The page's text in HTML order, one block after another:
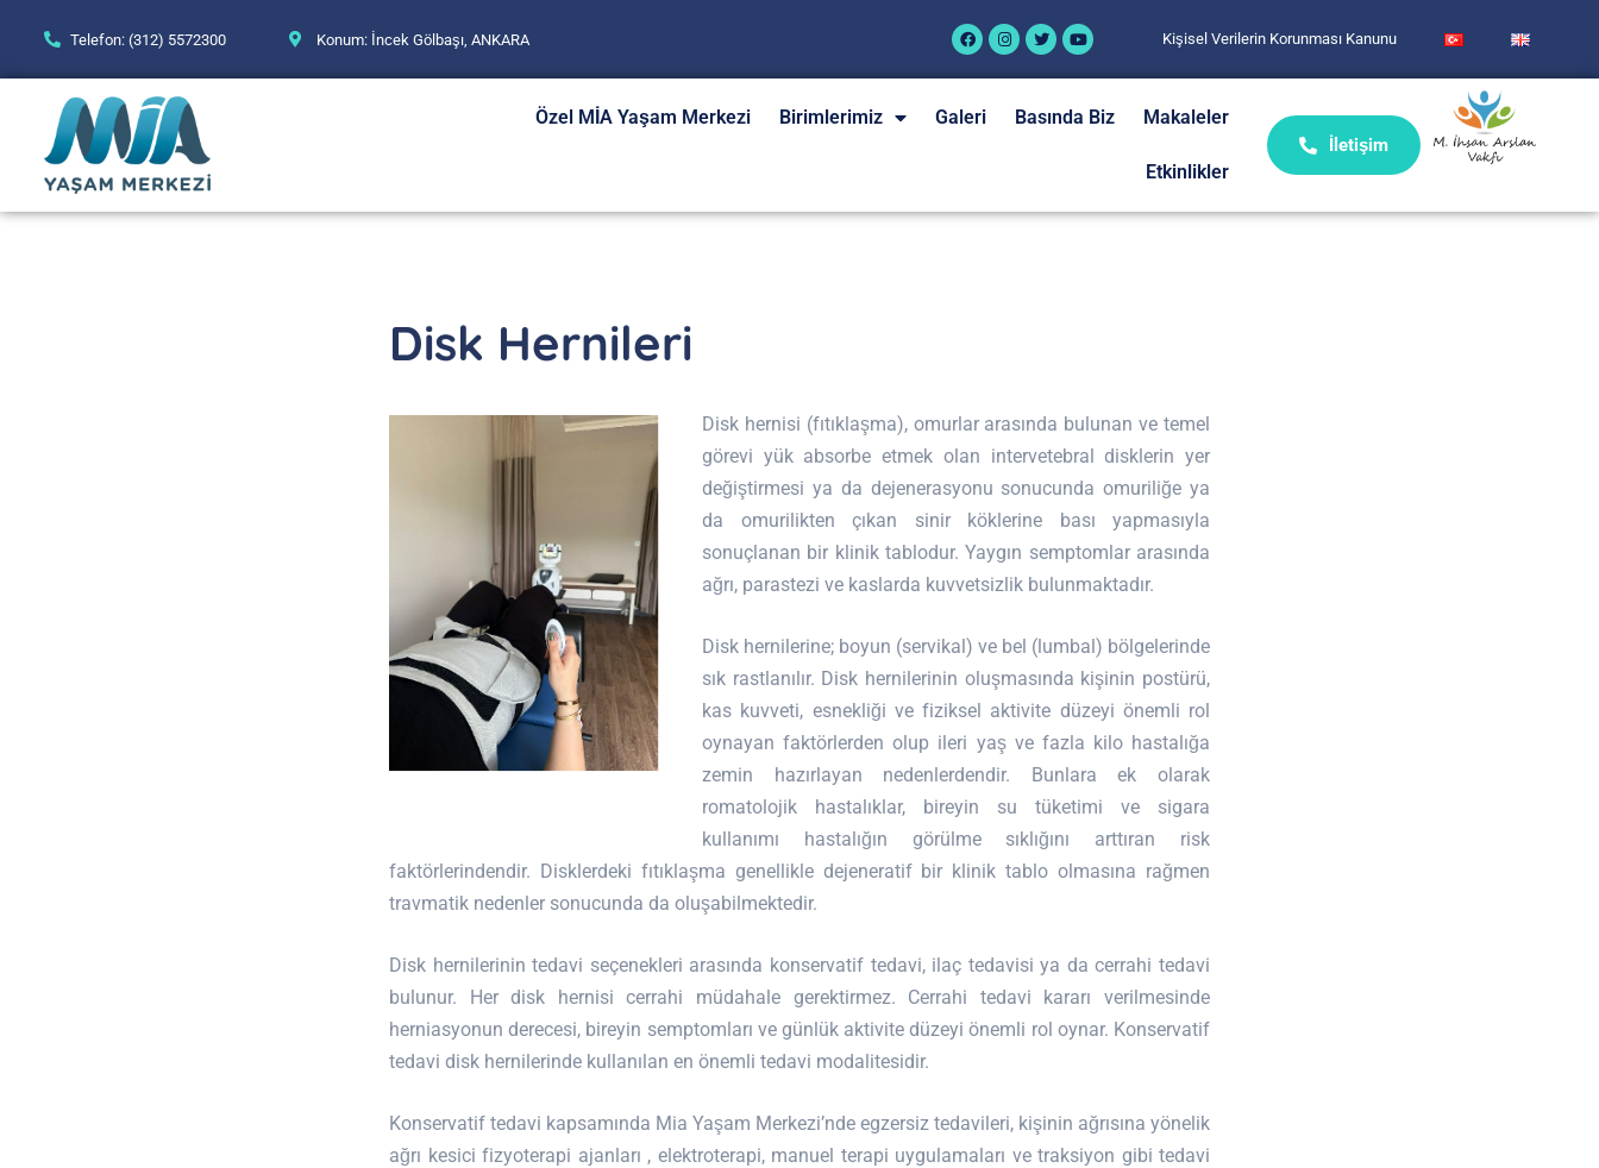
Telefon: (312) 5572300 Konum: İncek Gölbaşı, ANKARA Kişisel Verilerin Korunması Kanunu
Özel MİA Yaşam Merkezi Birimlerimiz Galeri Basında Biz Makaleler
Etkinlikler
İletişim
Disk Hernileri
Disk hernisi (fıtıklaşma), omurlar arasında bulunan ve temel
görevi yük absorbe etmek olan intervetebral disklerin yer
değiştirmesi ya da dejenerasyonu sonucunda omuriliğe ya
da omurilikten çıkan sinir köklerine bası yapmasıyla
sonuçlanan bir klinik tablodur. Yaygın semptomlar arasında
ağrı, parastezi ve kaslarda kuvvetsizlik bulunmaktadır.
Disk hernilerine; boyun (servikal) ve bel (lumbal) bölgelerinde
sık rastlanılır. Disk hernilerinin oluşmasında kişinin postürü,
kas kuvveti, esnekliği ve fiziksel aktivite düzeyi önemli rol
oynayan faktörlerden olup ileri yaş ve fazla kilo hastalığa
zemin hazırlayan nedenlerdendir. Bunlara ek olarak
romatolojik hastalıklar, bireyin su tüketimi ve sigara
kullanımı hastalığın görülme sıklığını arttıran risk
faktörlerindendir. Disklerdeki fıtıklaşma genellikle dejeneratif bir klinik tablo olmasına rağmen
travmatik nedenler sonucunda da oluşabilmektedir.
Disk hernilerinin tedavi seçenekleri arasında konservatif tedavi, ilaç tedavisi ya da cerrahi tedavi
bulunur. Her disk hernisi cerrahi müdahale gerektirmez. Cerrahi tedavi kararı verilmesinde
herniasyonun derecesi, bireyin semptomları ve günlük aktivite düzeyi önemli rol oynar. Konservatif
tedavi disk hernilerinde kullanılan en önemli tedavi modalitesidir.
Konservatif tedavi kapsamında Mia Yaşam Merkezi’nde egzersiz tedavileri, kişinin ağrısına yönelik
ağrı kesici fizyoterapi ajanları , elektroterapi, manuel terapi uygulamaları ve traksiyon gibi tedavi